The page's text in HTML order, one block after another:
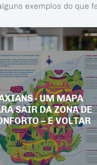
exemplos do que
- UM MAPA
SAIR DA ZONA DE
– E VOLTAR